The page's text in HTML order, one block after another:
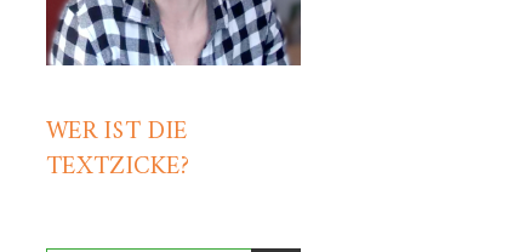
WER IST DIE
TEXTZICKE?